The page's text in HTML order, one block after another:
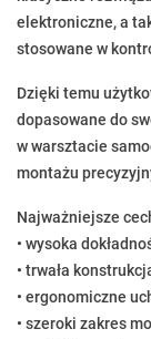
elektroniczne, a
stosowane w
Dzięki temu
dopasowane do
w warsztacie
montażu
Najważniejsze
• wysoka
• trwała
• ergonomiczne
• szeroki zakres